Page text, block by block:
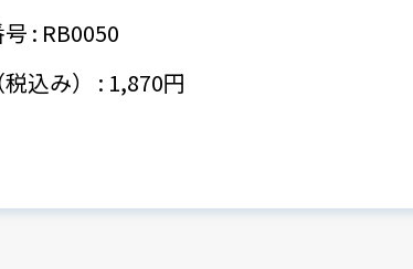
: RB0050
込み） : 1,870円